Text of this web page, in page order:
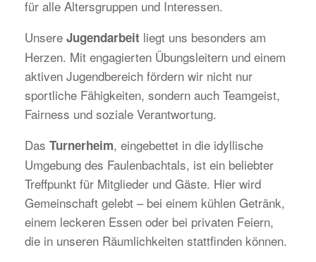
für alle Altersgruppen und Interessen.
Unsere Jugendarbeit liegt uns besonders am
Herzen. Mit engagierten Übungsleitern und einem
aktiven Jugendbereich fördern wir nicht nur
sportliche Fähigkeiten, sondern auch Teamgeist,
Fairness und soziale Verantwortung.
Das Turnerheim, eingebettet in die idyllische
Umgebung des Faulenbachtals, ist ein beliebter
Treffpunkt für Mitglieder und Gäste. Hier wird
Gemeinschaft gelebt – bei einem kühlen Getränk,
einem leckeren Essen oder bei privaten Feiern,
die in unseren Räumlichkeiten stattfinden können.